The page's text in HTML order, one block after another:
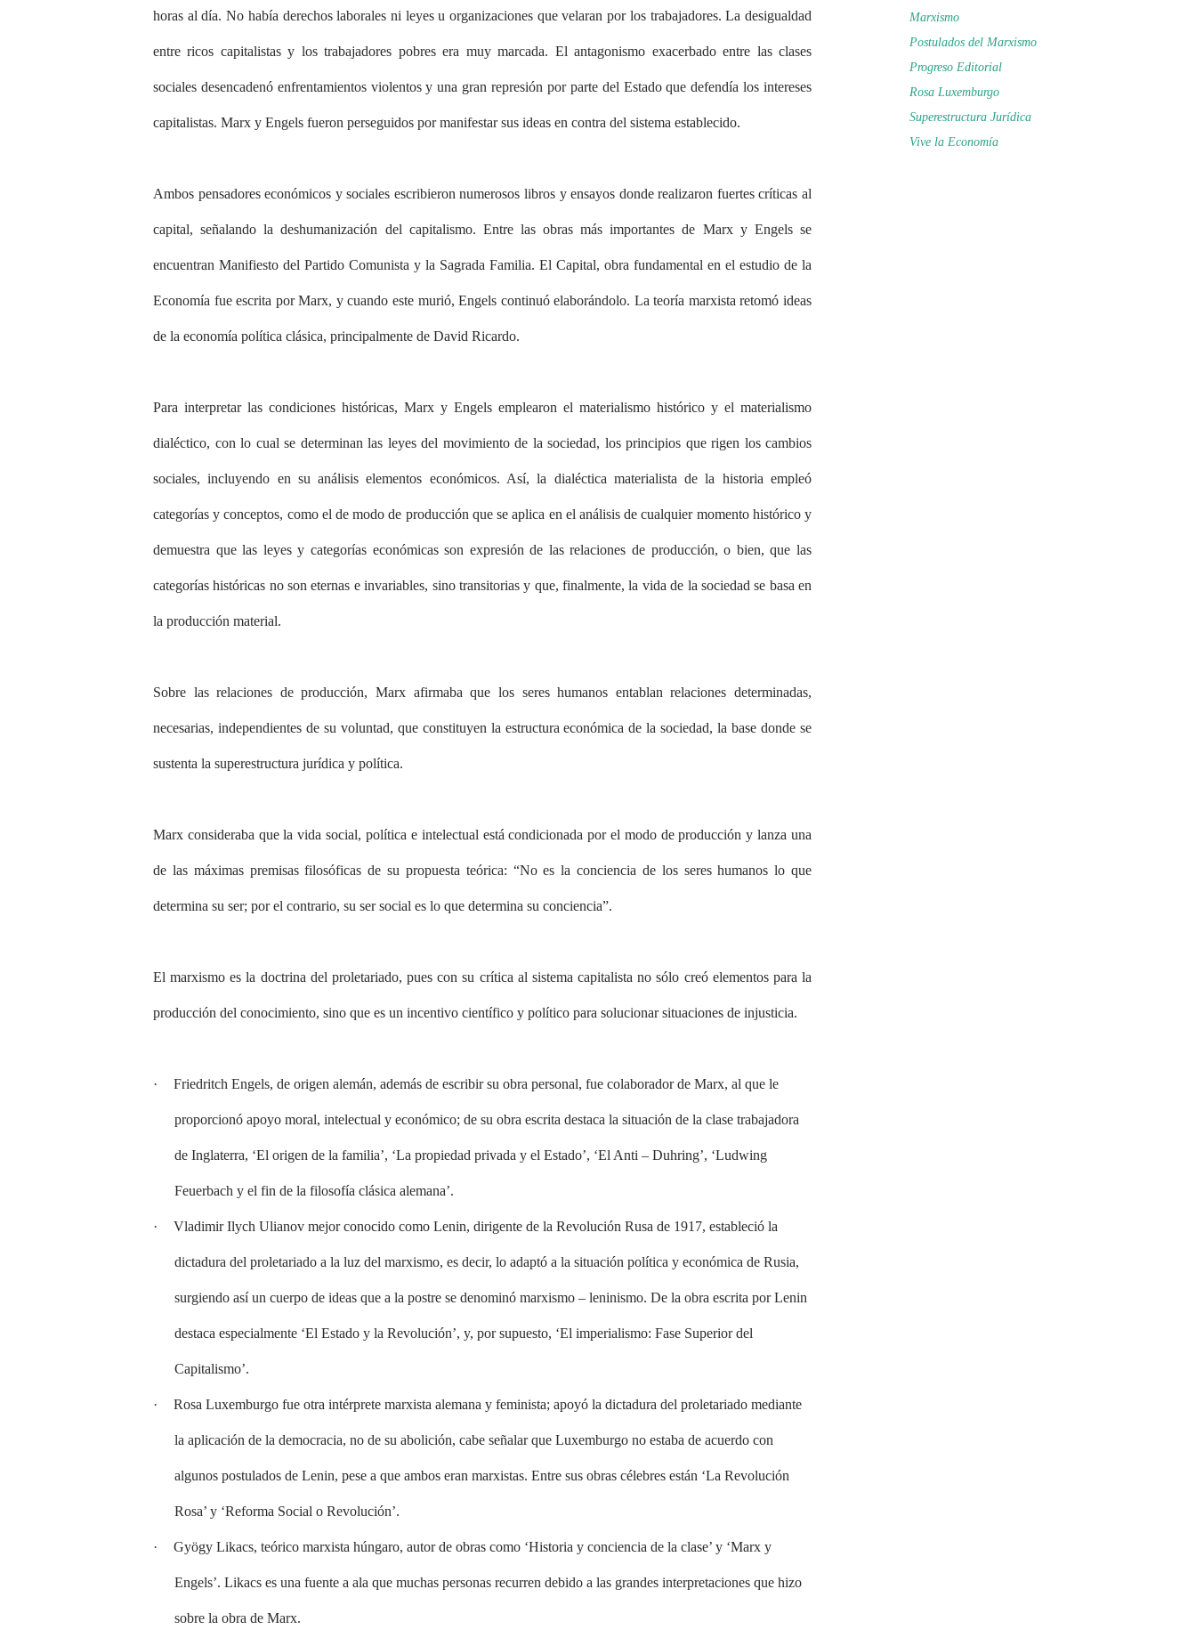
horas al día. No había derechos laborales ni leyes u organizaciones que velaran por los trabajadores. La desigualdad
entre ricos capitalistas y los trabajadores pobres era muy marcada. El antagonismo exacerbado entre las clases
sociales desencadenó enfrentamientos violentos y una gran represión por parte del Estado que defendía los intereses
capitalistas. Marx y Engels fueron perseguidos por manifestar sus ideas en contra del sistema establecido.
Ambos pensadores económicos y sociales escribieron numerosos libros y ensayos donde realizaron fuertes críticas al
capital, señalando la deshumanización del capitalismo. Entre las obras más importantes de Marx y Engels se
encuentran Manifiesto del Partido Comunista y la Sagrada Familia. El Capital, obra fundamental en el estudio de la
Economía fue escrita por Marx, y cuando este murió, Engels continuó elaborándolo. La teoría marxista retomó ideas
de la economía política clásica, principalmente de David Ricardo.
Para interpretar las condiciones históricas, Marx y Engels emplearon el materialismo histórico y el materialismo
dialéctico, con lo cual se determinan las leyes del movimiento de la sociedad, los principios que rigen los cambios
sociales, incluyendo en su análisis elementos económicos. Así, la dialéctica materialista de la historia empleó
categorías y conceptos, como el de modo de producción que se aplica en el análisis de cualquier momento histórico y
demuestra que las leyes y categorías económicas son expresión de las relaciones de producción, o bien, que las
categorías históricas no son eternas e invariables, sino transitorias y que, finalmente, la vida de la sociedad se basa en
la producción material.
Sobre las relaciones de producción, Marx afirmaba que los seres humanos entablan relaciones determinadas,
necesarias, independientes de su voluntad, que constituyen la estructura económica de la sociedad, la base donde se
sustenta la superestructura jurídica y política.
Marx consideraba que la vida social, política e intelectual está condicionada por el modo de producción y lanza una
de las máximas premisas filosóficas de su propuesta teórica: “No es la conciencia de los seres humanos lo que
determina su ser; por el contrario, su ser social es lo que determina su conciencia”.
El marxismo es la doctrina del proletariado, pues con su crítica al sistema capitalista no sólo creó elementos para la
producción del conocimiento, sino que es un incentivo científico y político para solucionar situaciones de injusticia.
· Friedritch Engels, de origen alemán, además de escribir su obra personal, fue colaborador de Marx, al que le
proporcionó apoyo moral, intelectual y económico; de su obra escrita destaca la situación de la clase trabajadora
de Inglaterra, ‘El origen de la familia’, ‘La propiedad privada y el Estado’, ‘El Anti – Duhring’, ‘Ludwing
Feuerbach y el fin de la filosofía clásica alemana’.
· Vladimir Ilych Ulianov mejor conocido como Lenin, dirigente de la Revolución Rusa de 1917, estableció la
dictadura del proletariado a la luz del marxismo, es decir, lo adaptó a la situación política y económica de Rusia,
surgiendo así un cuerpo de ideas que a la postre se denominó marxismo – leninismo. De la obra escrita por Lenin
destaca especialmente ‘El Estado y la Revolución’, y, por supuesto, ‘El imperialismo: Fase Superior del
Capitalismo’.
· Rosa Luxemburgo fue otra intérprete marxista alemana y feminista; apoyó la dictadura del proletariado mediante
la aplicación de la democracia, no de su abolición, cabe señalar que Luxemburgo no estaba de acuerdo con
algunos postulados de Lenin, pese a que ambos eran marxistas. Entre sus obras célebres están ‘La Revolución
Rosa’ y ‘Reforma Social o Revolución’.
· Gyögy Likacs, teórico marxista húngaro, autor de obras como ‘Historia y conciencia de la clase’ y ‘Marx y
Engels’. Likacs es una fuente a ala que muchas personas recurren debido a las grandes interpretaciones que hizo
sobre la obra de Marx.
Marxismo
Postulados del Marxismo
Progreso Editorial
Rosa Luxemburgo
Superestructura Jurídica
Vive la Economía